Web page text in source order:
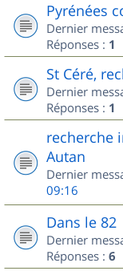
Pyrénées
Dernier
Réponses : 1
St Céré,
Dernier
Réponses : 1
recherche
Autan
Dernier
09:16
Dans le 82
Dernier
Réponses : 6